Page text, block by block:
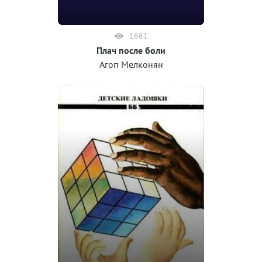
1681
Плач после боли
Агоп Мелконян